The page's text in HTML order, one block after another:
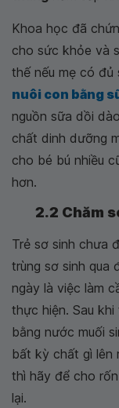
Khoa học đã
cho sức khỏe và
thế nếu mẹ có đủ
nuôi con bằng
nguồn sữa dồi
chất dinh dưỡng
cho bé bú nhiều
hơn.
2.2 Chăm
Trẻ sơ sinh chưa
trùng sơ sinh qua
ngày là việc làm
thực hiện. Sau
bằng nước muối
bất kỳ chất gì lên
thì hãy để cho
lại.